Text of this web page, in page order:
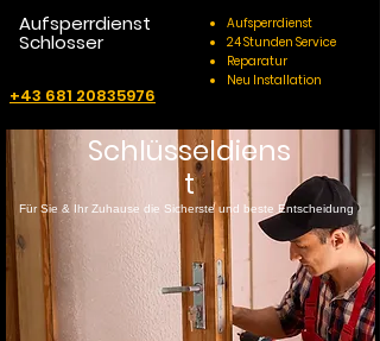
Aufsperrdienst
Schlosser
+43 681 20835976
Aufsperrdienst
24 Stunden Service
Reparatur
Neu Installation
Schlüsseldiens
t
Für Sie & Ihr Zuhause die Sicherste und beste Entscheidung